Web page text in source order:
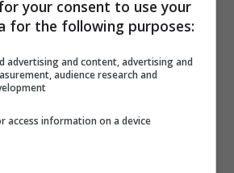
Γέρων Ιωσήφ
Βατοπαιδινός:
μετά…πάλι
υπομονή
your consent to use your
for the following purposes:
advertising and content, advertising and
audience research and
access information on a device